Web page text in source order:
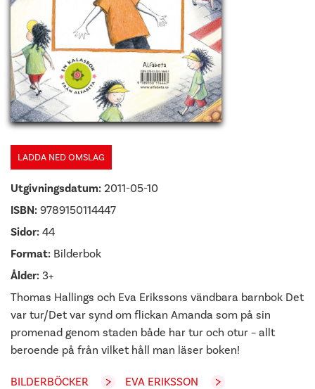
LADDA NED OMSLAG
Utgivningsdatum: 2011-05-10
ISBN: 9789150114447
Sidor: 44
Format: Bilderbok
Ålder: 3+
Thomas Hallings och Eva Erikssons vändbara barnbok Det
var tur/Det var synd om flickan Amanda som på sin
promenad genom staden både har tur och otur – allt
beroende på från vilket håll man läser boken!
BILDERBÖCKER
EVA ERIKSSON